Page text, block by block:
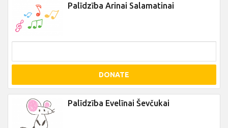
Palīdzība Arinai Salamatinai
DONATE
Palīdzība Evelīnai Ševčukai